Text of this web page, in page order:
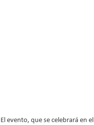
El evento, que se celebrará en el